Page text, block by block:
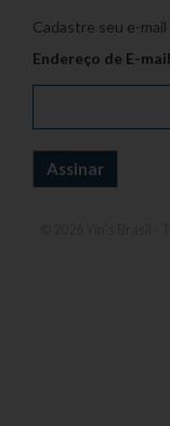
Cadastre seu e-
Endereço de E-mail